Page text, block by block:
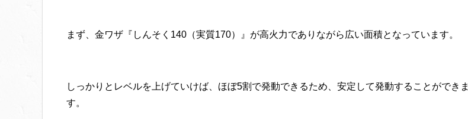
まず、金ワザ『しんそく140（実質170）』が高火力でありながら広い面積となっています。
しっかりとレベルを上げていけば、ほぼ5割で発動できるため、安定して発動することができま
す。